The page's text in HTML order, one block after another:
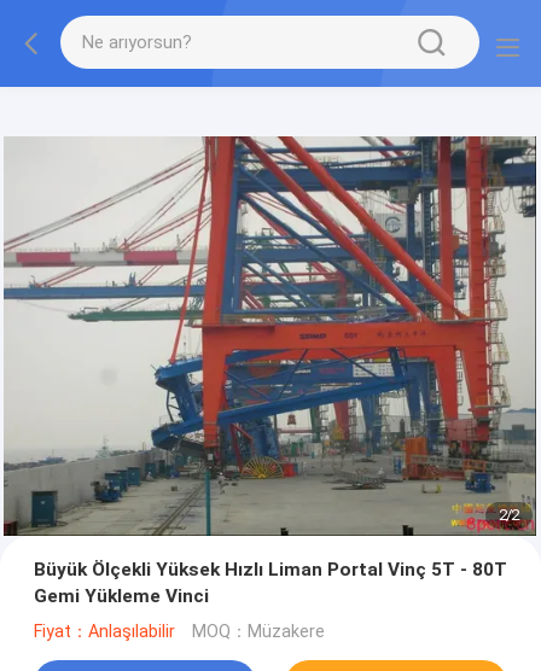
gtag('config', 'G-QWE9HWC3PF', {cookie_flags:
"SameSite=None;Secure"});
2/2
Büyük Ölçekli Yüksek Hızlı Liman Portal Vinç 5T - 80T
Gemi Yükleme Vinci
Fiyat：Anlaşılabilir MOQ：Müzakere